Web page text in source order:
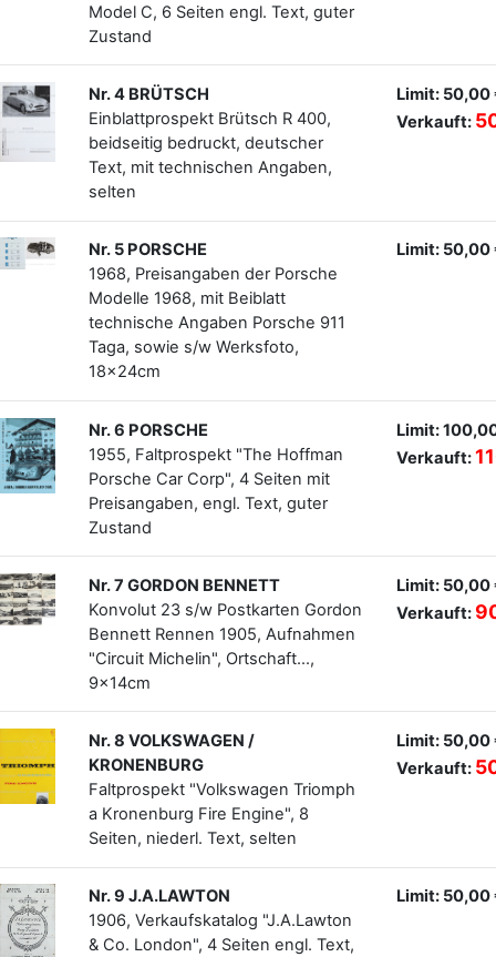
Model C, 6 Seiten engl. Text, guter
Zustand
Nr. 4 BRÜTSCH
Einblattprospekt Brütsch R 400,
beidseitig bedruckt, deutscher
Text, mit technischen Angaben,
selten
Limit: 50,00
Verkauft:
Nr. 5 PORSCHE
1968, Preisangaben der Porsche
Modelle 1968, mit Beiblatt
technische Angaben Porsche 911
Taga, sowie s/w Werksfoto,
18x24cm
Limit: 50,00
Nr. 6 PORSCHE
1955, Faltprospekt "The Hoffman
Porsche Car Corp", 4 Seiten mit
Preisangaben, engl. Text, guter
Zustand
Limit:
Verkauft:
Nr. 7 GORDON BENNETT
Konvolut 23 s/w Postkarten Gordon
Bennett Rennen 1905, Aufnahmen
"Circuit Michelin", Ortschaft...,
9x14cm
Limit: 50,00
Verkauft:
Nr. 8 VOLKSWAGEN /
KRONENBURG
Faltprospekt "Volkswagen Triomph
a Kronenburg Fire Engine", 8
Seiten, niederl. Text, selten
Limit: 50,00
Verkauft:
Nr. 9 J.A.LAWTON
1906, Verkaufskatalog "J.A.Lawton
& Co. London", 4 Seiten engl. Text,
Limit: 50,00